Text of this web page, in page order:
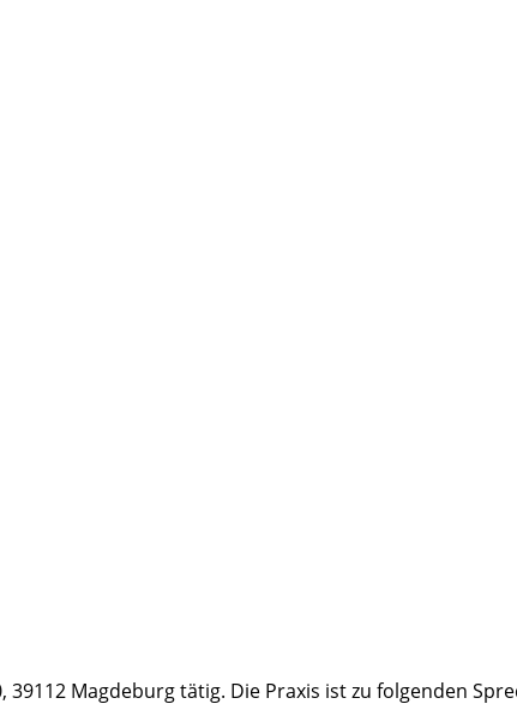
Magdeburg tätig. Die Praxis ist zu folgenden